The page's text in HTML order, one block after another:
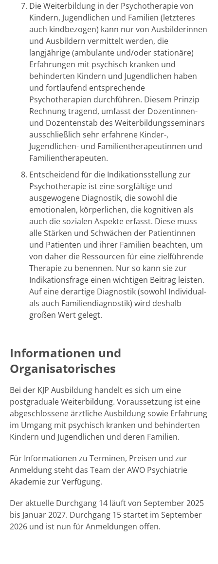
Die Weiterbildung in der Psychotherapie von
Kindern, Jugendlichen und Familien (letzteres
auch kindbezogen) kann nur von Ausbilderinnen
und Ausbildern vermittelt werden, die
langjährige (ambulante und/oder stationäre)
Erfahrungen mit psychisch kranken und
behinderten Kindern und Jugendlichen haben
und fortlaufend entsprechende
Psychotherapien durchführen. Diesem Prinzip
Rechnung tragend, umfasst der Dozentinnen-
und Dozentenstab des Weiterbildungsseminars
ausschließlich sehr erfahrene Kinder-,
Jugendlichen- und Familientherapeutinnen und
Familientherapeuten.
Entscheidend für die Indikationsstellung zur
Psychotherapie ist eine sorgfältige und
ausgewogene Diagnostik, die sowohl die
emotionalen, körperlichen, die kognitiven als
auch die sozialen Aspekte erfasst. Diese muss
alle Stärken und Schwächen der Patientinnen
und Patienten und ihrer Familien beachten, um
von daher die Ressourcen für eine zielführende
Therapie zu benennen. Nur so kann sie zur
Indikationsfrage einen wichtigen Beitrag leisten.
Auf eine derartige Diagnostik (sowohl Individual-
als auch Familiendiagnostik) wird deshalb
großen Wert gelegt.
Informationen und
Organisatorisches
Bei der KJP Ausbildung handelt es sich um eine
postgraduale Weiterbildung. Voraussetzung ist eine
abgeschlossene ärztliche Ausbildung sowie Erfahrung
im Umgang mit psychisch kranken und behinderten
Kindern und Jugendlichen und deren Familien.
Für Informationen zu Terminen, Preisen und zur
Anmeldung steht das Team der AWO Psychiatrie
Akademie zur Verfügung.
Der aktuelle Durchgang 14 läuft von September 2025
bis Januar 2027. Durchgang 15 startet im September
2026 und ist nun für Anmeldungen offen.